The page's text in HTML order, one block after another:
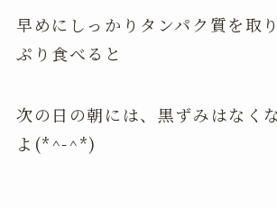
早めにしっかりタンパク質を取
ぷり食べると
次の日の朝には、黒ずみはなく
よ(*^-^*)